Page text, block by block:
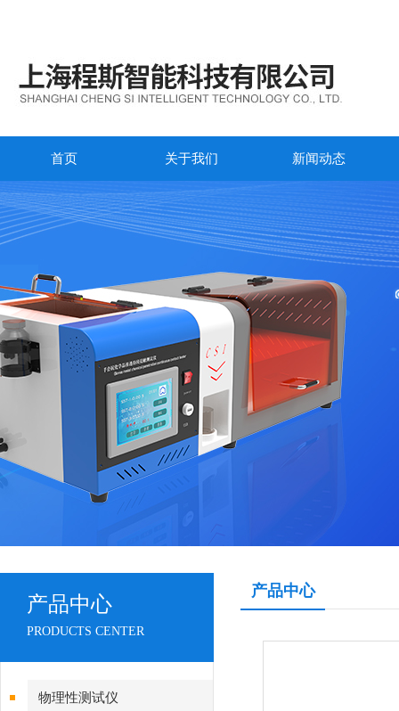
首页 关于我们 新闻动态
产品中心
PRODUCTS CENTER
物理性测试仪
产品中心